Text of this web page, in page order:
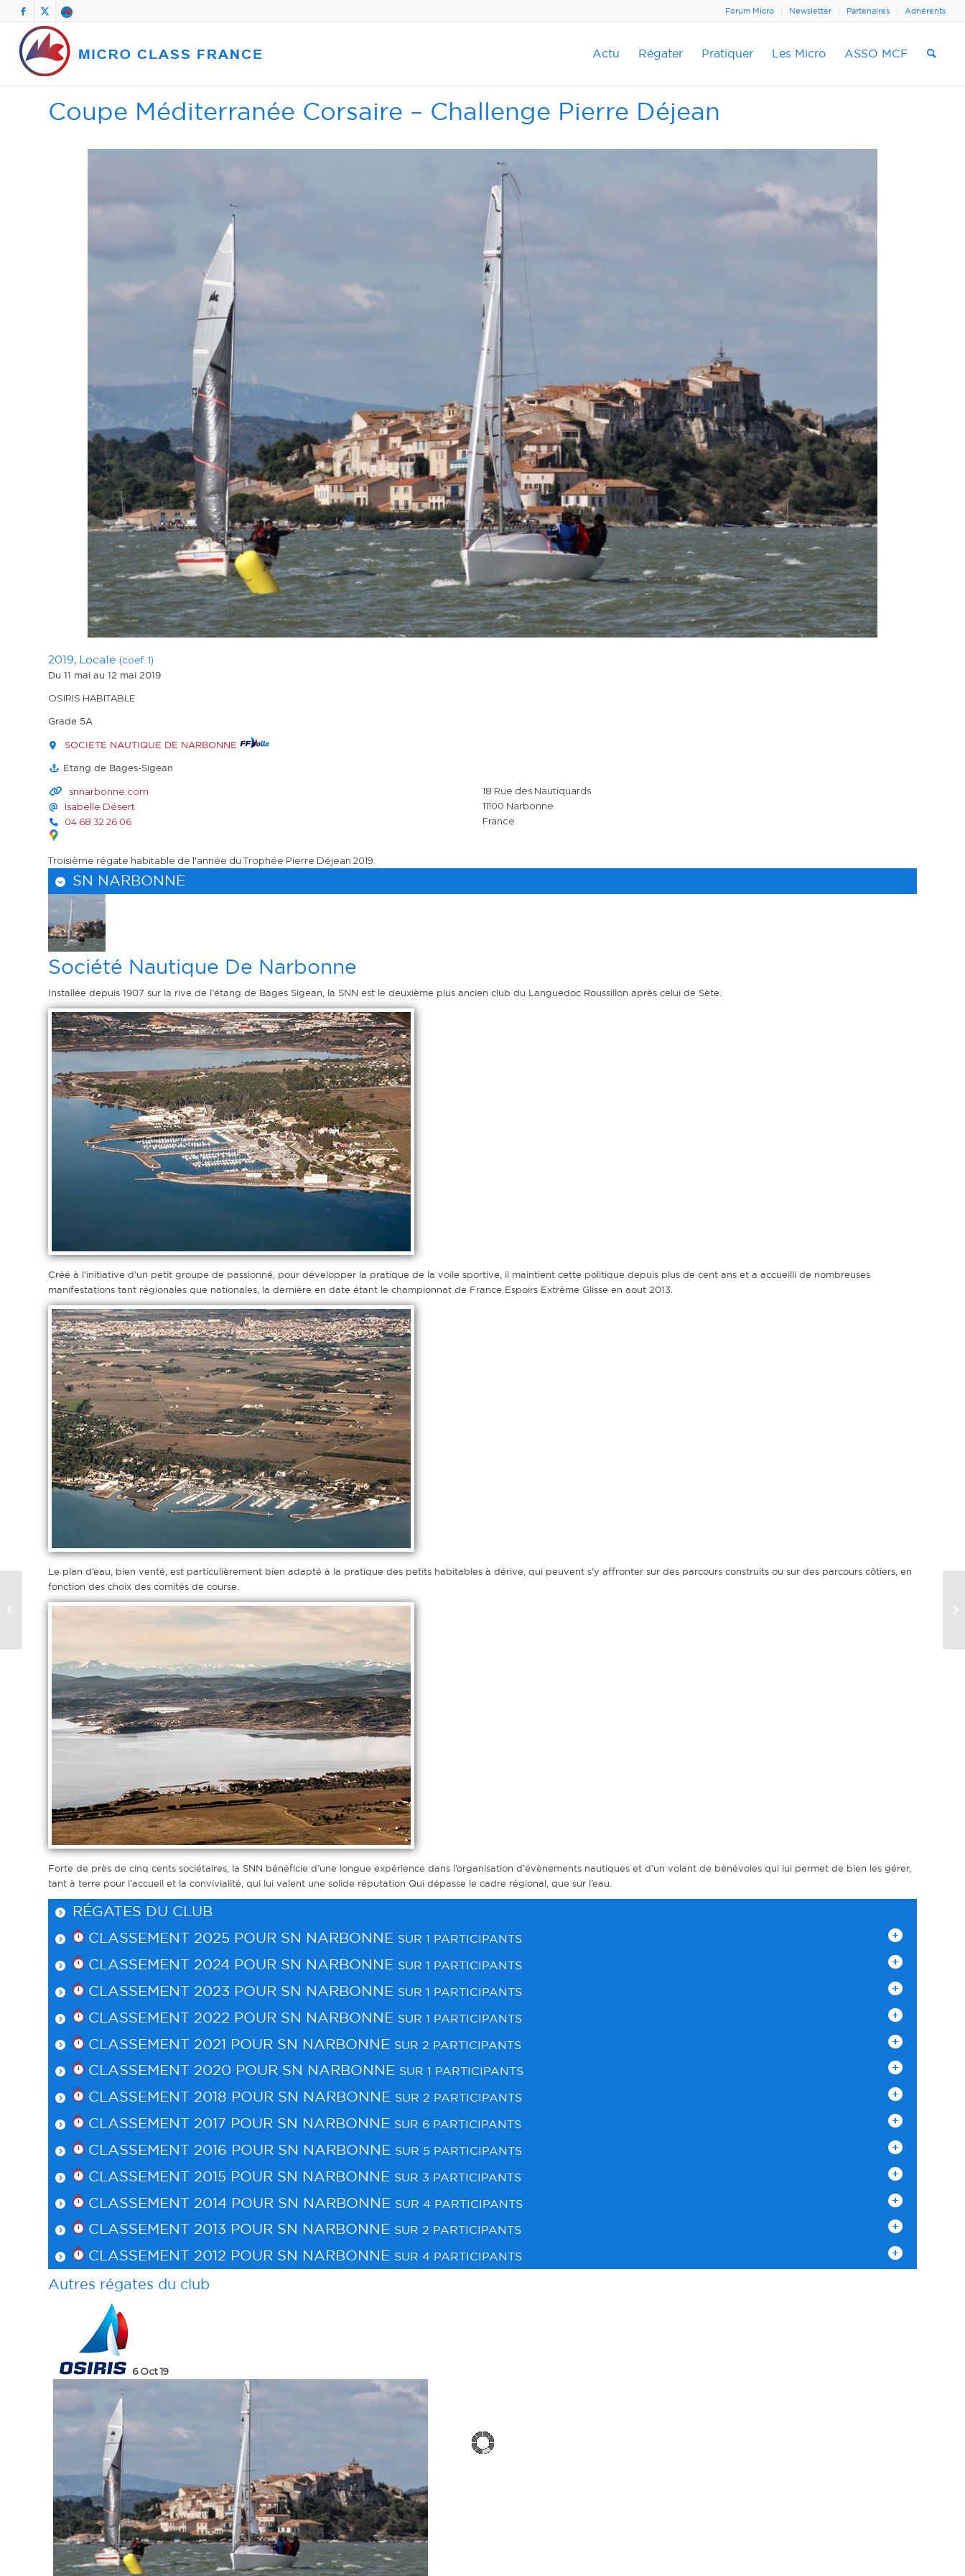
Forum Micro Newsletter Partenaires Adhérents
Actu Régater Pratiquer Les Micro ASSO MCF
Coupe Méditerranée Corsaire – Challenge Pierre Déjean
2019, Locale (coef. 1)
Du 11 mai au 12 mai 2019
OSIRIS HABITABLE
Grade 5A
SOCIETE NAUTIQUE DE NARBONNE
Etang de Bages-Sigean
snnarbonne.com
Isabelle Désert
04 68 32 26 06
18 Rue des Nautiquards
11100 Narbonne
France
Troisième régate habitable de l'année du Trophée Pierre Déjean 2019.
SN NARBONNE
Société Nautique De Narbonne
Installée depuis 1907 sur la rive de l’étang de Bages Sigean, la SNN est le deuxième plus ancien club du Languedoc Roussillon après celui de Sète.
Créé à l’initiative d’un petit groupe de passionné, pour développer la pratique de la voile sportive, il maintient cette politique depuis plus de cent ans et a accueilli de nombreuses
manifestations tant régionales que nationales, la dernière en date étant le championnat de France Espoirs Extrême Glisse en aout 2013.
Le plan d’eau, bien venté, est particulièrement bien adapté à la pratique des petits habitables à dérive, qui peuvent s’y affronter sur des parcours construits ou sur des parcours côtiers, en
fonction des choix des comités de course.
Forte de près de cinq cents sociétaires, la SNN bénéficie d’une longue expérience dans l’organisation d’évènements nautiques et d’un volant de bénévoles qui lui permet de bien les gérer,
tant à terre pour l’accueil et la convivialité, qui lui valent une solide réputation Qui dépasse le cadre régional, que sur l’eau.
RÉGATES DU CLUB
CLASSEMENT 2025 POUR SN NARBONNE SUR 1 PARTICIPANTS
CLASSEMENT 2024 POUR SN NARBONNE SUR 1 PARTICIPANTS
CLASSEMENT 2023 POUR SN NARBONNE SUR 1 PARTICIPANTS
CLASSEMENT 2022 POUR SN NARBONNE SUR 1 PARTICIPANTS
CLASSEMENT 2021 POUR SN NARBONNE SUR 2 PARTICIPANTS
CLASSEMENT 2020 POUR SN NARBONNE SUR 1 PARTICIPANTS
CLASSEMENT 2018 POUR SN NARBONNE SUR 2 PARTICIPANTS
CLASSEMENT 2017 POUR SN NARBONNE SUR 6 PARTICIPANTS
CLASSEMENT 2016 POUR SN NARBONNE SUR 5 PARTICIPANTS
CLASSEMENT 2015 POUR SN NARBONNE SUR 3 PARTICIPANTS
CLASSEMENT 2014 POUR SN NARBONNE SUR 4 PARTICIPANTS
CLASSEMENT 2013 POUR SN NARBONNE SUR 2 PARTICIPANTS
CLASSEMENT 2012 POUR SN NARBONNE SUR 4 PARTICIPANTS
Autres régates du club
8 Sep 19
Déjean Etape 8 – SN